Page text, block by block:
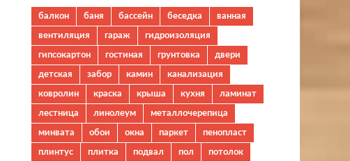
балкон баня бассейн беседка
ванная
вентиляция
гараж
гидроизоляция
гипсокартон
гостиная грунтовка
двери
детская
забор камин
канализация
ковролин
краска крыша кухня
ламинат
лестница
линолеум
металлочерепица
минвата
обои окна паркет
пенопласт
плинтус
плитка подвал пол
потолок